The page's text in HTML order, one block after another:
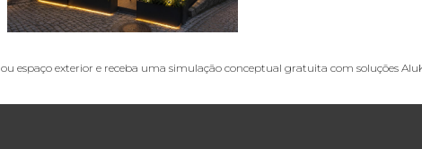
espaço exterior e receba uma simulação conceptual gratuita com soluções